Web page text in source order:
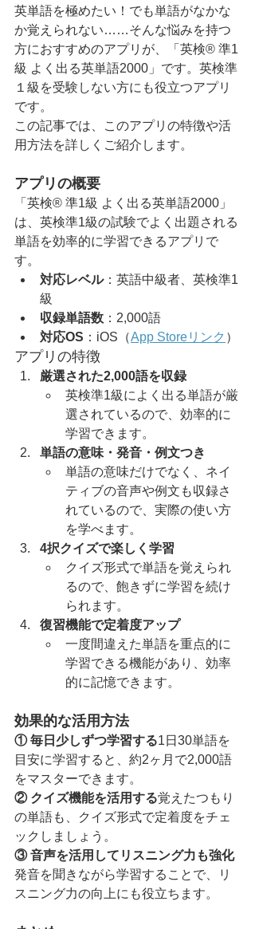
英単語を極めたい！でも単語がなかな
か覚えられない……そんな悩みを持つ
方におすすめのアプリが、「英検® 準1
級 よく出る英単語2000」です。英検準
１級を受験しない方にも役立つアプリ
です。
この記事では、このアプリの特徴や活
用方法を詳しくご紹介します。
アプリの概要
「英検® 準1級 よく出る英単語2000」
は、英検準1級の試験でよく出題される
単語を効率的に学習できるアプリで
す。
対応レベル：英語中級者、英検準1
級
収録単語数 ：2,000語
対応OS ：iOS（App Storeリンク ）
アプリの特徴
厳選された2,000語を収録
英検準1級によく出る単語が厳
選されているので、効率的に
学習できます。
単語の意味・発音・例文つき
単語の意味だけでなく、ネイ
ティブの音声や例文も収録さ
れているので、実際の使い方
を学べます。
4択クイズで楽しく学習
クイズ形式で単語を覚えられ
るので、飽きずに学習を続け
られます。
復習機能で定着度アップ
一度間違えた単語を重点的に
学習できる機能があり、効率
的に記憶できます。
効果的な活用方法
① 毎日少しずつ学習する1日30単語を
目安に学習すると、約2ヶ月で2,000語
をマスターできます。
② クイズ機能を活用する覚えたつもり
の単語も、クイズ形式で定着度をチェ
ックしましょう。
③ 音声を活用してリスニング力も強化
発音を聞きながら学習することで、リ
スニング力の向上にも役立ちます。